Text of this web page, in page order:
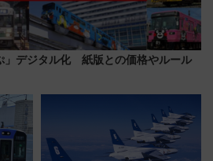
」デジタル化 紙版との価格やルール